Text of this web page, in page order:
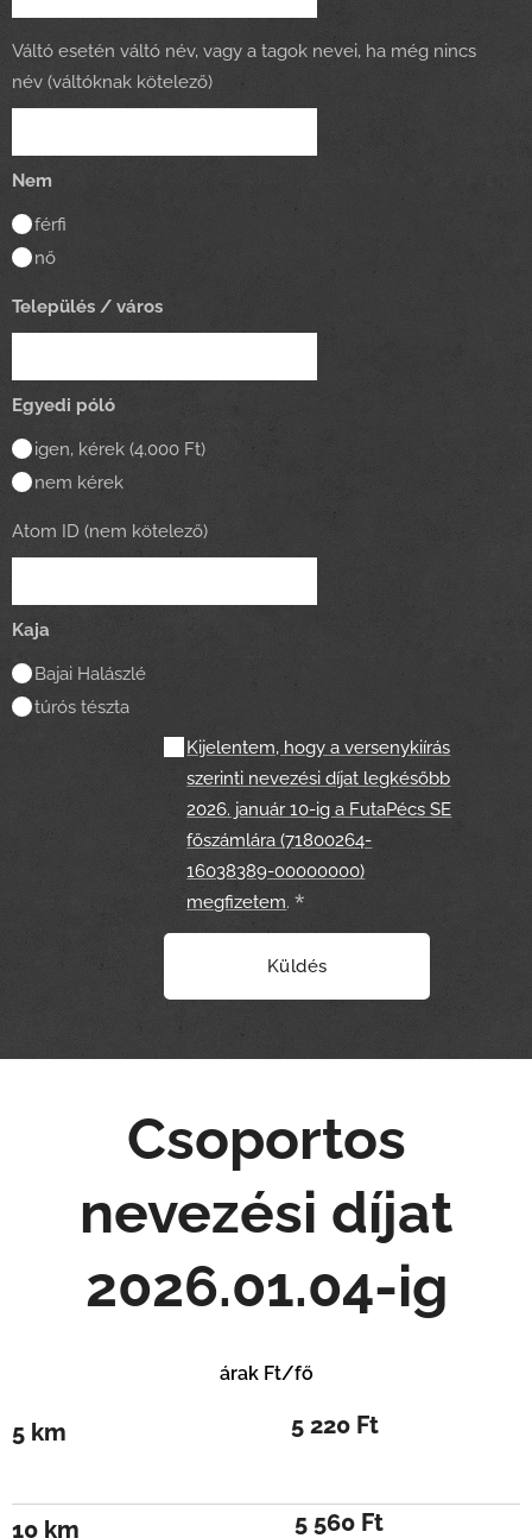
Váltó esetén váltó név, vagy a tagok nevei, ha még nincs
név (váltóknak kötelező)
Nem
férfi
nő
Település / város
Egyedi póló
igen, kérek (4.000 Ft)
nem kérek
Atom ID (nem kötelező)
Kaja
Bajai Halászlé
túrós tészta
Kijelentem, hogy a versenykiírás
szerinti nevezési díjat legkésőbb
2026. január 10-ig a FutaPécs SE
főszámlára (71800264-
16038389-00000000)
megfizetem.
Küldés
Csoportos
nevezési díjat
2026.01.04-ig
árak Ft/fő
5 km 5 220 Ft
10 km 5 560 Ft